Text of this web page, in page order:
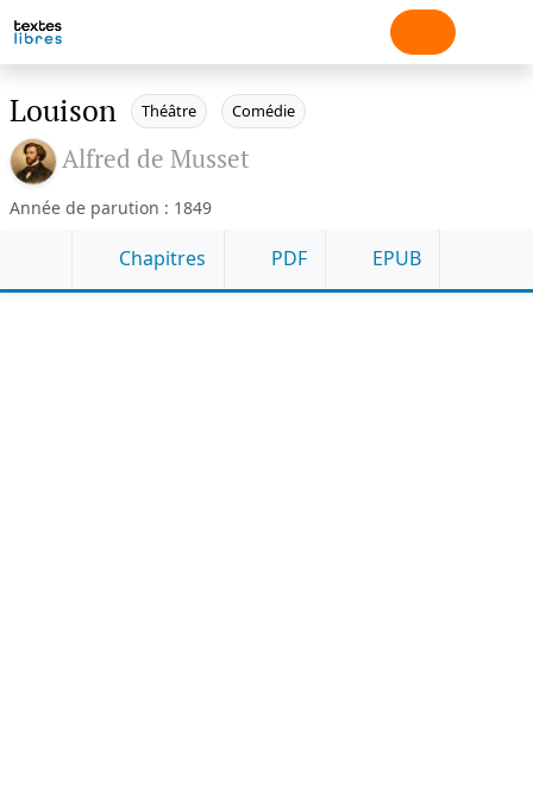
Louison Théâtre Comédie
Alfred de Musset
Année de parution : 1849
Chapitres PDF EPUB